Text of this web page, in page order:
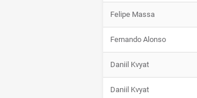
Felipe Massa
Fernando Alonso
Daniil Kvyat
Daniil Kvyat